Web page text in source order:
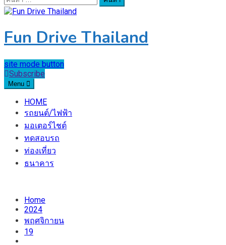
สำหรับ:
Fun Drive Thailand
site mode button
Subscribe
Menu
HOME
รถยนต์/ไฟฟ้า
มอเตอร์ไชต์
ทดสอบรถ
ท่องเที่ยว
ธนาคาร
Home
2024
พฤศจิกายน
19